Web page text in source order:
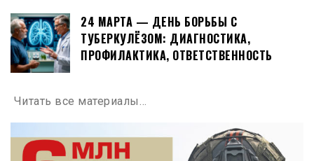
24 МАРТА — ДЕНЬ БОРЬБЫ С
ТУБЕРКУЛЁЗОМ: ДИАГНОСТИКА,
ПРОФИЛАКТИКА, ОТВЕТСТВЕННОСТЬ
Читать все материалы…